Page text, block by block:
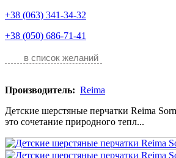
+38 (063) 341-34-32
+38 (050) 686-71-41
в список желаний
Производитель: Reima
Детские шерстяные перчатки Reima
это сочетание природного тепл...